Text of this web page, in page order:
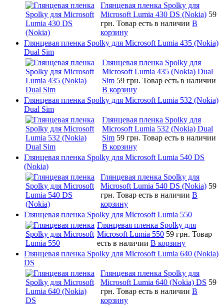
Глянцевая пленка Spolky для
Microsoft Lumia 430 DS (Nokia) 59
грн. Товар есть в наличии В
корзину
Глянцевая пленка Spolky для Microsoft Lumia 435 (Nokia)
Dual Sim
Глянцевая пленка Spolky для
Microsoft Lumia 435 (Nokia) Dual
Sim 59 грн. Товар есть в наличии
В корзину
Глянцевая пленка Spolky для Microsoft Lumia 532 (Nokia)
Dual Sim
Глянцевая пленка Spolky для
Microsoft Lumia 532 (Nokia) Dual
Sim 59 грн. Товар есть в наличии
В корзину
Глянцевая пленка Spolky для Microsoft Lumia 540 DS
(Nokia)
Глянцевая пленка Spolky для
Microsoft Lumia 540 DS (Nokia) 59
грн. Товар есть в наличии В
корзину
Глянцевая пленка Spolky для Microsoft Lumia 550
Глянцевая пленка Spolky для
Microsoft Lumia 550 59 грн. Товар
есть в наличии В корзину
Глянцевая пленка Spolky для Microsoft Lumia 640 (Nokia)
DS
Глянцевая пленка Spolky для
Microsoft Lumia 640 (Nokia) DS 59
грн. Товар есть в наличии В
корзину